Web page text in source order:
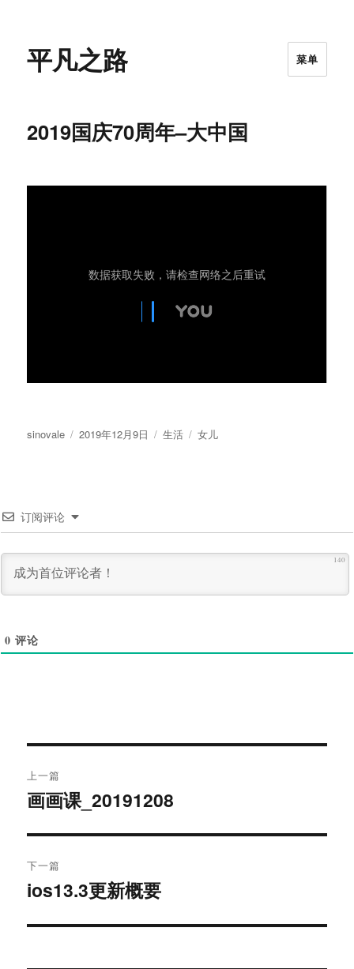
平凡之路 菜单
2019国庆70周年–大中国
作
sinovale
发
2019年12月9日
分
生活
标
女儿
订阅评论
140
0 评论
章
上一篇
上
文
章：
画画课_20191208
下一篇
下
文
ios13.3更新概要